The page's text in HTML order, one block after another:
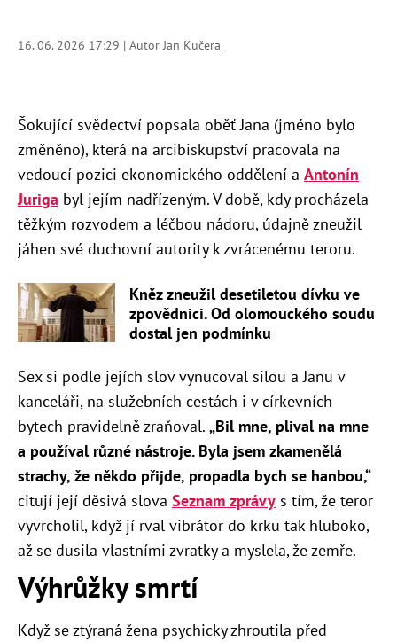
16. 06. 2026 17:29 | AutorJan Kučera
Šokující svědectví popsala oběť Jana (jméno bylo
změněno), která na arcibiskupství pracovala na
vedoucí pozici ekonomického oddělení a Antonín
Juriga byl jejím nadřízeným. V době, kdy procházela
těžkým rozvodem a léčbou nádoru, údajně zneužil
jáhen své duchovní autority k zvrácenému teroru.
Kněz zneužil desetiletou dívku ve
zpovědnici. Od olomouckého soudu
dostal jen podmínku
Sex si podle jejích slov vynucoval silou a Janu v
kanceláři, na služebních cestách i v církevních
bytech pravidelně zraňoval. „Bil mne, plival na mne
a používal různé nástroje. Byla jsem zkamenělá
strachy, že někdo přijde, propadla bych se hanbou,“
citují její děsivá slova Seznam zprávy s tím, že teror
vyvrcholil, když jí rval vibrátor do krku tak hluboko,
až se dusila vlastními zvratky a myslela, že zemře.
Výhrůžky smrtí
Když se ztýraná žena psychicky zhroutila před